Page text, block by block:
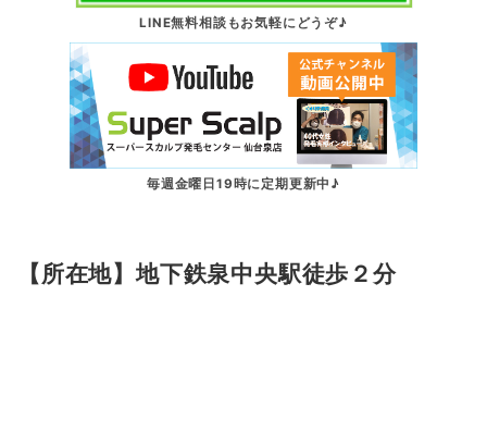
LINE無料相談もお気軽にどうぞ♪
毎週金曜日19時に定期更新中♪
【所在地】地下鉄泉中央駅徒歩２分